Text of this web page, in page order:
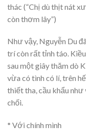
thác (“Chị dù thịt nát
còn thơm lây”)
Như vậy, Nguyễn Du
trí còn rất tỉnh táo.
sau một giây thăm dò
vừa có tình có lí, trên
thiết tha, cầu khẩu
chối.
* Với chính mình